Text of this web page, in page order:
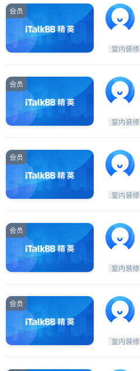
会员
室内装修
会员
室内装修
会员
室内装修
会员
室内装修
会员
室内装修